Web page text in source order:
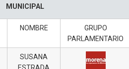
MUNICIPAL
NOMBRE
GRUPO
PARLAMENTARIO
SUSANA
ESTRADA